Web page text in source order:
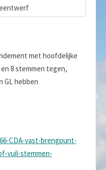
met hoofdelijke
8 stemmen tegen,
GL hebben
CDA-vast-brengpunt-
vuil-stemmen-